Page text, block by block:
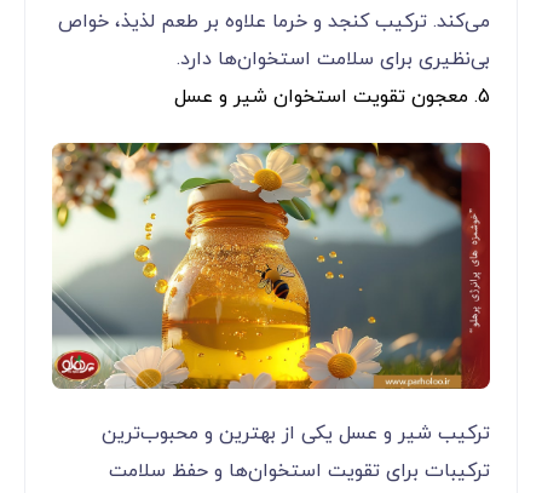
می‌کند. ترکیب کنجد و خرما علاوه بر طعم لذیذ، خواص
بی‌نظیری برای سلامت استخوان‌ها دارد.
5. معجون تقویت استخوان شیر و عسل
ترکیب شیر و عسل یکی از بهترین و محبوب‌ترین
ترکیبات برای تقویت استخوان‌ها و حفظ سلامت